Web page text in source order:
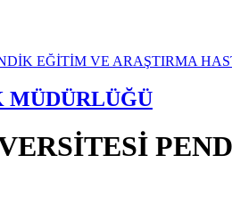
MÜDÜRLÜĞÜ